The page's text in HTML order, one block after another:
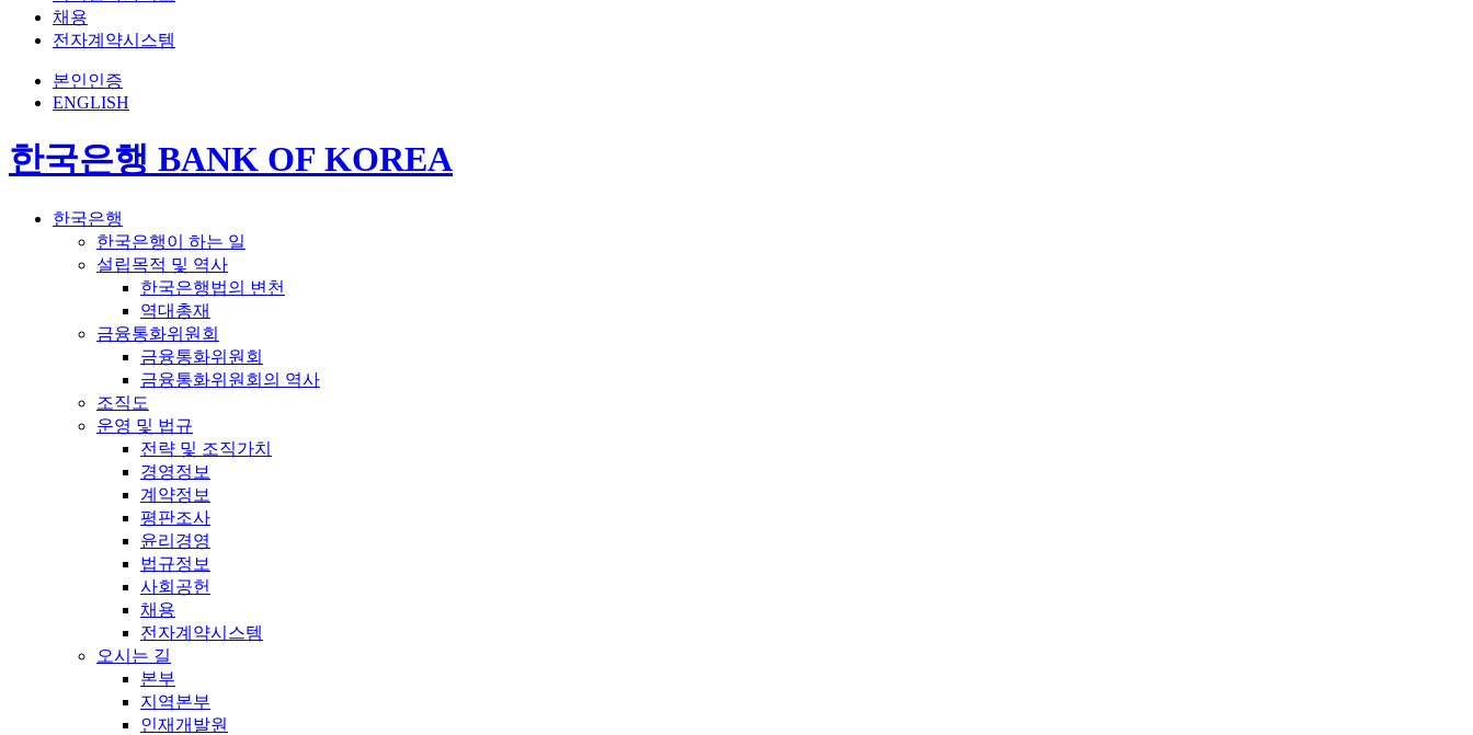
채용
전자계약시스템
본인인증
ENGLISH
한국은행 BANK OF KOREA
한국은행
한국은행이 하는 일
설립목적 및 역사
한국은행법의 변천
역대총재
금융통화위원회
금융통화위원회
금융통화위원회의 역사
조직도
운영 및 법규
전략 및 조직가치
경영정보
계약정보
평판조사
윤리경영
법규정보
사회공헌
채용
전자계약시스템
오시는 길
본부
지역본부
인재개발원